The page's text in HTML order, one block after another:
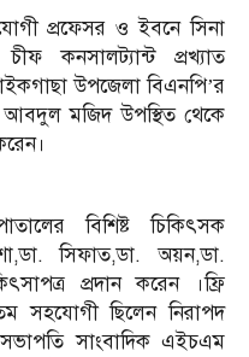
প্রফেসর ও ইবনে সিনা
কনসালট্যান্ট প্রখ্যাত
উপজেলা বিএনপি’র
আবদুল মজিদ উপস্থিত থেকে
বিশিষ্ট চিকিৎসক
সিফাত,ডা. অয়ন,ডা.
প্রদান করেন ।ফ্রি
সহযোগী ছিলেন নিরাপদ
সাংবাদিক এইচএম